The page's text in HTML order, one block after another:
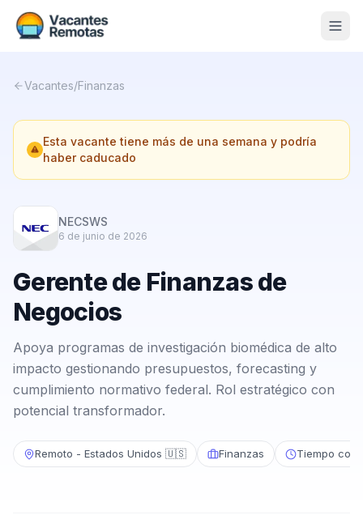
Nosotros
Contacto
Calculadora Freelance
Vacantes/Finanzas
Esta vacante tiene más de una semana y podría
haber caducado
NECSWS
6 de junio de 2026
Gerente de Finanzas de
Negocios
Apoya programas de investigación biomédica de alto
impacto gestionando presupuestos, forecasting y
cumplimiento normativo federal. Rol estratégico con
potencial transformador.
Remoto - Estados Unidos 🇺🇸 Finanzas Tiempo